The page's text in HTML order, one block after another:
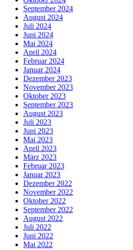
September 2024
August 2024
Juli 2024
Juni 2024
Mai 2024
April 2024
Februar 2024
Januar 2024
Dezember 2023
November 2023
Oktober 2023
September 2023
August 2023
Juli 2023
Juni 2023
Mai 2023
April 2023
März 2023
Februar 2023
Januar 2023
Dezember 2022
November 2022
Oktober 2022
September 2022
August 2022
Juli 2022
Juni 2022
Mai 2022